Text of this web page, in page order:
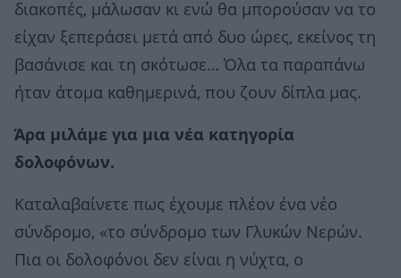
διακοπές, μάλωσαν κι ενώ θα μπορούσαν να το
είχαν ξεπεράσει μετά από δυο ώρες, εκείνος τη
βασάνισε και τη σκότωσε… Όλα τα παραπάνω
ήταν άτομα καθημερινά, που ζουν δίπλα μας.
Άρα μιλάμε για μια νέα κατηγορία
δολοφόνων.
Καταλαβαίνετε πως έχουμε πλέον ένα νέο
σύνδρομο, «το σύνδρομο των Γλυκών Νερών.
Πια οι δολοφόνοι δεν είναι η νύχτα, ο